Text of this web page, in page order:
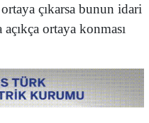
çıkarsa bunun idari
ortaya konması